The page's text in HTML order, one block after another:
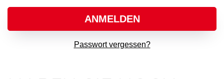
ANMELDEN
Passwort vergessen?